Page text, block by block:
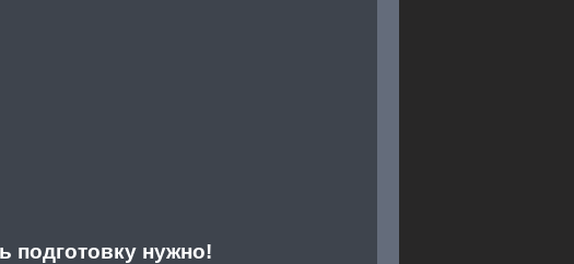
нужно!